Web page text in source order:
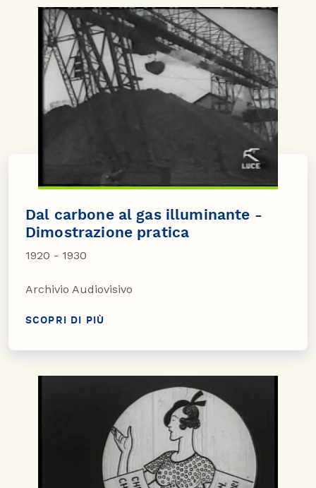
Dal carbone al gas illuminante -
Dimostrazione pratica
1920 - 1930
Archivio Audiovisivo
SCOPRI DI PIÙ